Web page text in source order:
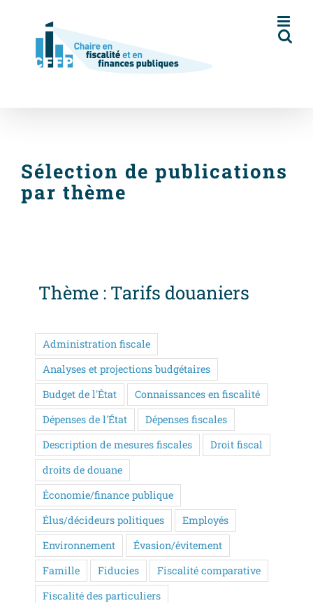
Sélection de publications
par thème
Thème : Tarifs douaniers
Administration fiscale
Analyses et projections budgétaires
Budget de l'État
Connaissances en fiscalité
Dépenses de l'État
Dépenses fiscales
Description de mesures fiscales
Droit fiscal
droits de douane
Économie/finance publique
Élus/décideurs politiques
Employés
Environnement
Évasion/évitement
Famille
Fiducies
Fiscalité comparative
Fiscalité des particuliers